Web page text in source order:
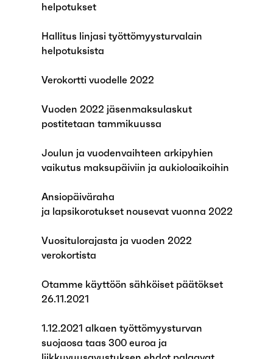
helpotukset
Hallitus linjasi työttömyysturvalain
helpotuksista
Verokortti vuodelle 2022
Vuoden 2022 jäsenmaksulaskut
postitetaan tammikuussa
Joulun ja vuodenvaihteen arkipyhien
vaikutus maksupäiviin ja aukioloaikoihin
Ansiopäiväraha
ja lapsikorotukset nousevat vuonna 2022
Vuositulorajasta ja vuoden 2022
verokortista
Otamme käyttöön sähköiset päätökset
26.11.2021
1.12.2021 alkaen työttömyysturvan
suojaosa taas 300 euroa ja